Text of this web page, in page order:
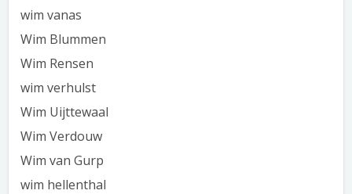
wim vanas
Wim Blummen
Wim Rensen
wim verhulst
Wim Uijttewaal
Wim Verdouw
Wim van Gurp
wim hellenthal